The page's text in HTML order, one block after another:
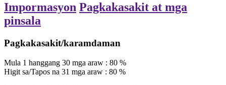
Impormasyon Pagkakasakit at mga
pinsala
Pagkakasakit/karamdaman
Mula 1 hanggang 30 mga araw : 80 %
Higit sa/Tapos na 31 mga araw : 80 %